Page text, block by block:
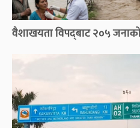
वैशाखयता विपद्‌बाट २०५